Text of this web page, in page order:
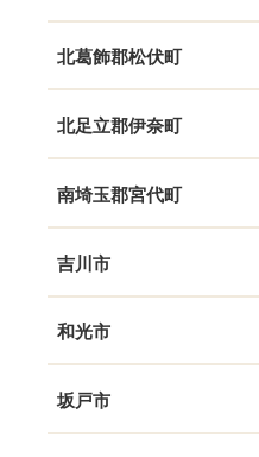
北葛飾郡松伏町
北足立郡伊奈町
南埼玉郡宮代町
吉川市
和光市
坂戸市